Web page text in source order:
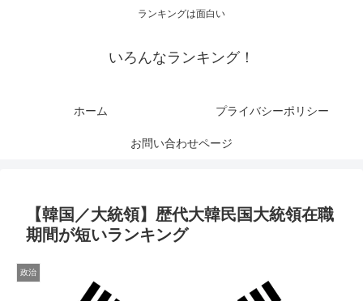
ランキングは面白い
いろんなランキング！
ホーム プライバシーポリシー
お問い合わせページ
【韓国／大統領】歴代大韓民国大統領在職
期間が短いランキング
政治